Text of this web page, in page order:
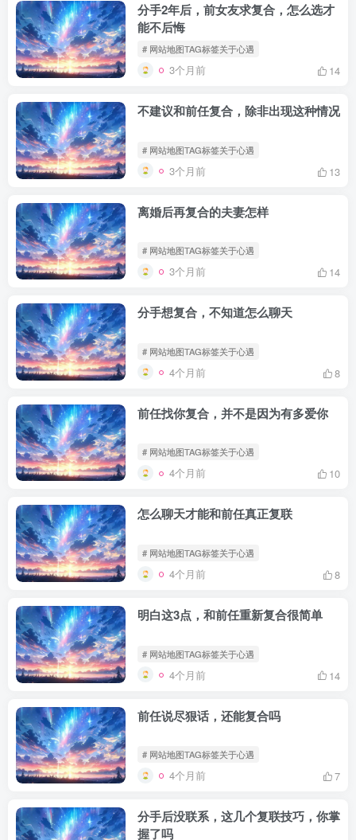
分手2年后，前女友求复合，怎么选才
能不后悔
# 网站地图TAG标签关于心遇
3个月前 14
不建议和前任复合，除非出现这种情况
# 网站地图TAG标签关于心遇
3个月前 13
离婚后再复合的夫妻怎样
# 网站地图TAG标签关于心遇
3个月前 14
分手想复合，不知道怎么聊天
# 网站地图TAG标签关于心遇
4个月前 8
前任找你复合，并不是因为有多爱你
# 网站地图TAG标签关于心遇
4个月前 10
怎么聊天才能和前任真正复联
# 网站地图TAG标签关于心遇
4个月前 8
明白这3点，和前任重新复合很简单
# 网站地图TAG标签关于心遇
4个月前 14
前任说尽狠话，还能复合吗
# 网站地图TAG标签关于心遇
4个月前 7
分手后没联系，这几个复联技巧，你掌
握了吗